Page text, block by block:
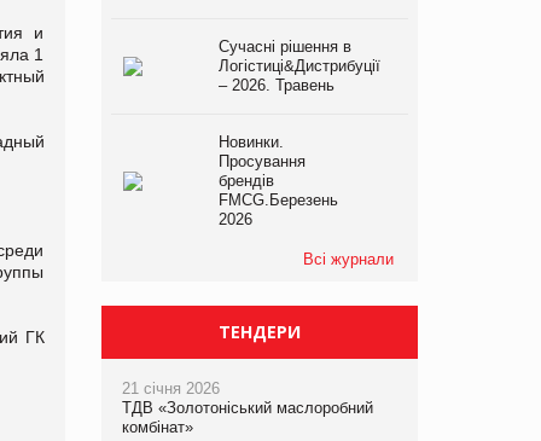
и
1
ГК
Сучасні рішення в
Логістиці&Дистрибуції
– 2026. Травень
Новинки.
Просування
брендів
FMCG.Березень
2026
Всі журнали
ТЕНДЕРИ
21 січня 2026
ТДВ «Золотоніський маслоробний
комбінат»